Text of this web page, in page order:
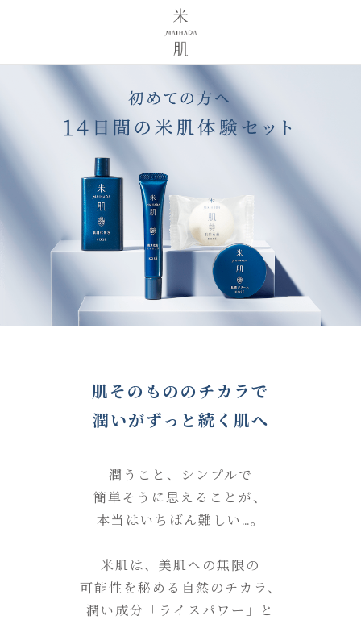
肌そのもののチカラで
潤いがずっと続く肌へ
潤うこと、シンプルで
簡単そうに思えることが、
本当はいちばん難しい…。
米肌は、美肌への無限の
可能性を秘める自然のチカラ、
潤い成分「ライスパワー」と